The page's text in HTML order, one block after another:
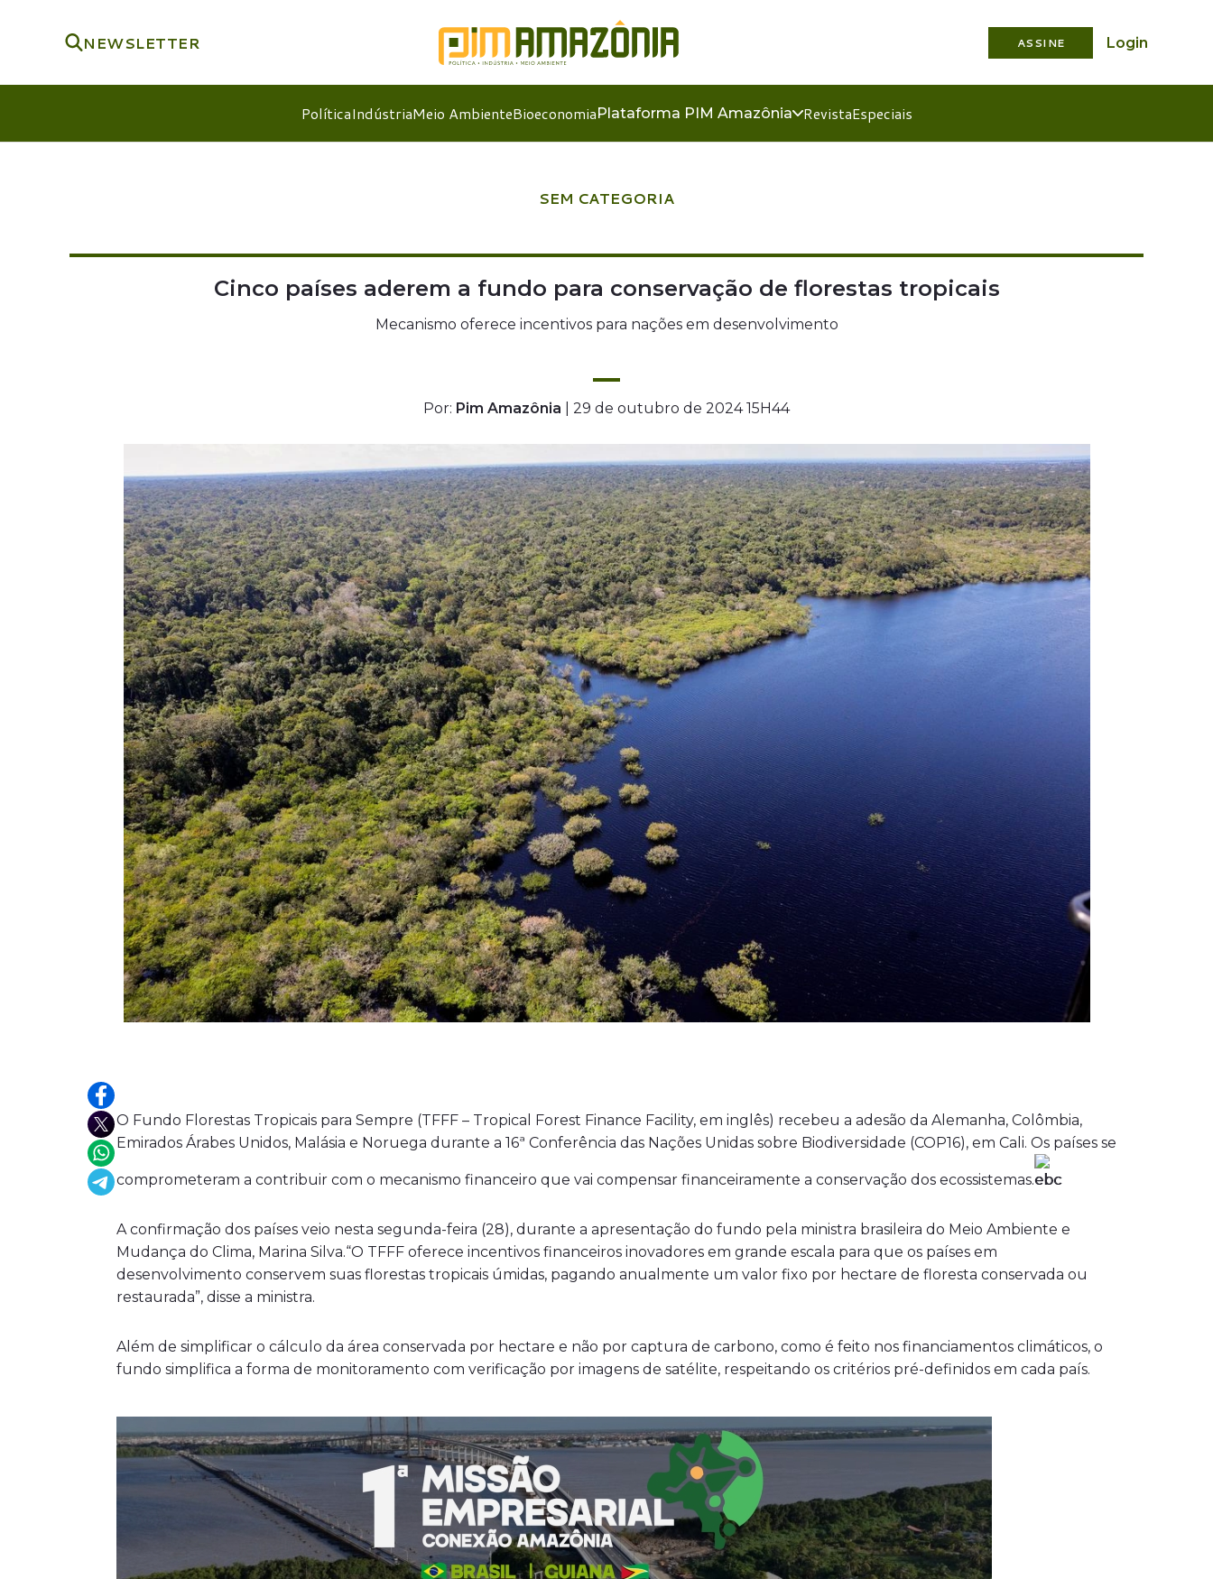
NEWSLETTER ASSINE Login
PolíticaIndústriaMeio AmbienteBioeconomiaPlataforma PIM Amazônia RevistaEspeciais
SEM CATEGORIA
Cinco países aderem a fundo para conservação de florestas tropicais
Mecanismo oferece incentivos para nações em desenvolvimento
Por: Pim Amazônia | 29 de outubro de 2024 15H44
O Fundo Florestas Tropicais para Sempre (TFFF – Tropical Forest Finance Facility, em inglês) recebeu a adesão da Alemanha, Colômbia,
Emirados Árabes Unidos, Malásia e Noruega durante a 16ª Conferência das Nações Unidas sobre Biodiversidade (COP16), em Cali. Os países se
comprometeram a contribuir com o mecanismo financeiro que vai compensar financeiramente a conservação dos ecossistemas.
A confirmação dos países veio nesta segunda-feira (28), durante a apresentação do fundo pela ministra brasileira do Meio Ambiente e
Mudança do Clima, Marina Silva.“O TFFF oferece incentivos financeiros inovadores em grande escala para que os países em
desenvolvimento conservem suas florestas tropicais úmidas, pagando anualmente um valor fixo por hectare de floresta conservada ou
restaurada”, disse a ministra.
Além de simplificar o cálculo da área conservada por hectare e não por captura de carbono, como é feito nos financiamentos climáticos, o
fundo simplifica a forma de monitoramento com verificação por imagens de satélite, respeitando os critérios pré-definidos em cada país.